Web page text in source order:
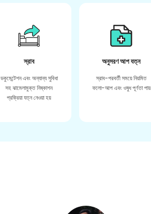
স্রাব
ডকুমেন্টেশন এবং অন্যান্য সুবিধা
সহ ঝামেলামুক্ত নিষ্কাশন
প্রক্রিয়া যত্ন নেওয়া হয়
অনুসরণ আপ যত্ন
স্রাব-পরবর্তী সময়ে নিয়মিত
ফলো-আপ এবং ওষুধ পূর্ণতা পায়